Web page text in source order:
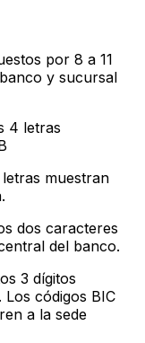
por 8 a 11
y sucursal
4 letras
letras muestran
dos caracteres
del banco.
3 dígitos
códigos BIC
a la sede